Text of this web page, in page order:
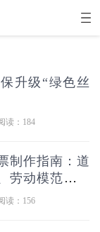
升级“绿色丝
读：184
制作指南：道
劳动模范活动
读：156